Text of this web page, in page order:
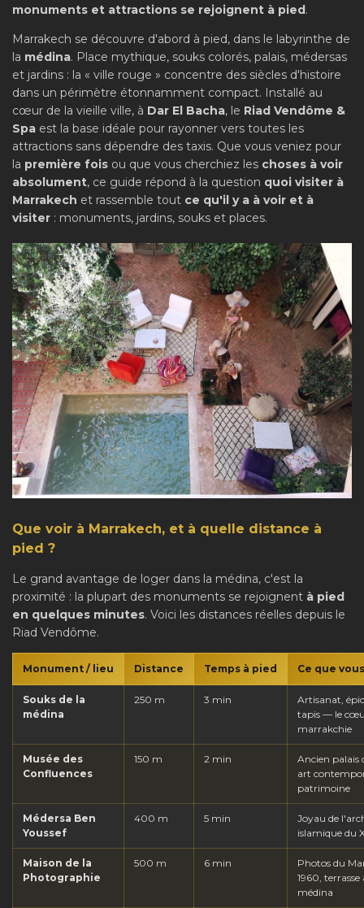
monuments et attractions se rejoignent à pied.
Marrakech se découvre d'abord à pied, dans le labyrinthe de
la médina. Place mythique, souks colorés, palais, médersas
et jardins : la « ville rouge » concentre des siècles d'histoire
dans un périmètre étonnamment compact. Installé au
cœur de la vieille ville, à Dar El Bacha, le Riad Vendôme &
Spa est la base idéale pour rayonner vers toutes les
attractions sans dépendre des taxis. Que vous veniez pour
la première fois ou que vous cherchiez les choses à voir
absolument, ce guide répond à la question quoi visiter à
Marrakech et rassemble tout ce qu'il y a à voir et à
visiter : monuments, jardins, souks et places.
Que voir à Marrakech, et à quelle distance à
pied ?
Le grand avantage de loger dans la médina, c'est la
proximité : la plupart des monuments se rejoignent à pied
en quelques minutes. Voici les distances réelles depuis le
Riad Vendôme.
Monument / lieu Distance Temps à pied Ce que
Souks de la
médina
250 m 3 min
Artisanat,
tapis — le
marrakchie
Musée des
Confluences
150 m 2 min
Ancien palais
art
patrimoine
Médersa Ben
Youssef
400 m 5 min
Joyau de
islamique du
Maison de la
Photographie
500 m 6 min
Photos du
1960, terrasse
médina